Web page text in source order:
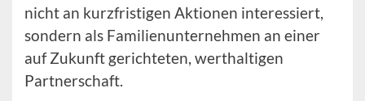
nicht an kurzfristigen Aktionen interessiert,
sondern als Familienunternehmen an einer
auf Zukunft gerichteten, werthaltigen
Partnerschaft.